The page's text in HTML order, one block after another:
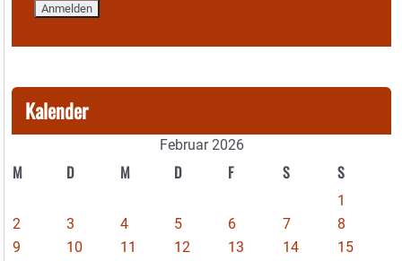
Kalender
Februar 2026
M D M D F S S
1
2
3 4 5 6 7
8
9
10 11 12 13 14
15